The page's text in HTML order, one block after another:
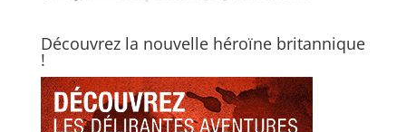
Découvrez la nouvelle héroïne britannique
!